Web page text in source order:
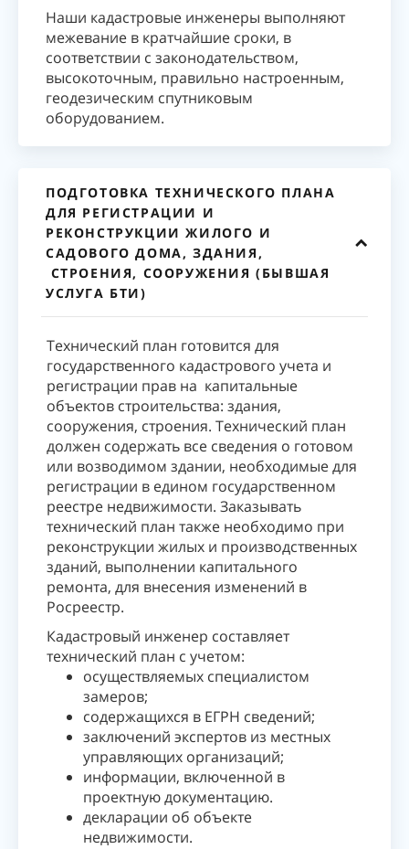
Наши кадастровые инженеры выполняют
межевание в кратчайшие сроки, в
соответствии с законодательством,
высокоточным, правильно настроенным,
геодезическим спутниковым
оборудованием.
ПОДГОТОВКА ТЕХНИЧЕСКОГО ПЛАНА
ДЛЯ РЕГИСТРАЦИИ И
РЕКОНСТРУКЦИИ ЖИЛОГО И
САДОВОГО ДОМА, ЗДАНИЯ,
СТРОЕНИЯ, СООРУЖЕНИЯ (БЫВШАЯ
УСЛУГА БТИ)
Технический план готовится для
государственного кадастрового учета и
регистрации прав на капитальные
объектов строительства: здания,
сооружения, строения. Технический план
должен содержать все сведения о готовом
или возводимом здании, необходимые для
регистрации в едином государственном
реестре недвижимости. Заказывать
технический план также необходимо при
реконструкции жилых и производственных
зданий, выполнении капитального
ремонта, для внесения изменений в
Росреестр.
Кадастровый инженер составляет
технический план с учетом:
осуществляемых специалистом
замеров;
содержащихся в ЕГРН сведений;
заключений экспертов из местных
управляющих организаций;
информации, включенной в
проектную документацию.
декларации об объекте
недвижимости.